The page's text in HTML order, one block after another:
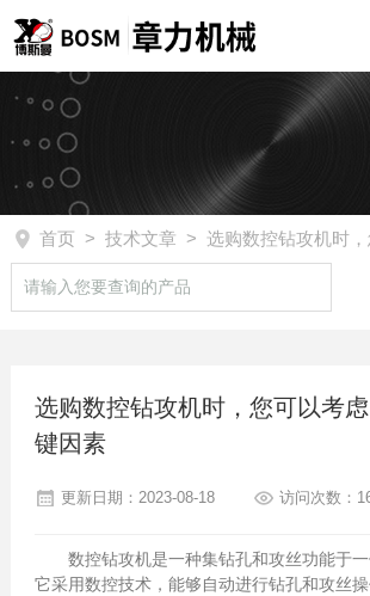
首页 > 技术文章 > 选购数控钻攻机时，您可以
选购数控钻攻机时，您可以考
键因素
更新日期：2023-08-18 访问次数：
数控钻攻机是一种集钻孔和攻丝功能于一
它采用数控技术，能够自动进行钻孔和攻丝